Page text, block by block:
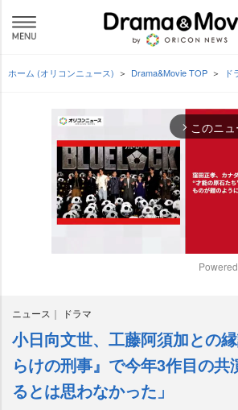
ホーム (オリコンニュース) Drama&Movie TOP ド
arrow_forward_ios このニ
ニュース ドラマ
小日向文世、工藤阿須加との
らけの刑事』で今年3作目の共
るとは思わなかった」